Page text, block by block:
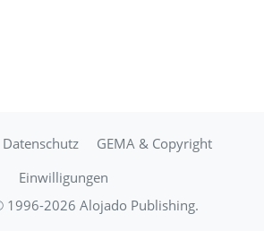
Datenschutz
GEMA & Copyright
Einwilligungen
1996-2026 Alojado Publishing.